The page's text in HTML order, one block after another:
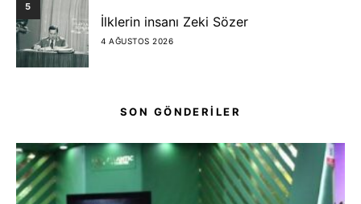
5
İlklerin insanı Zeki Sözer
4 AĞUSTOS 2026
SON GÖNDERİLER